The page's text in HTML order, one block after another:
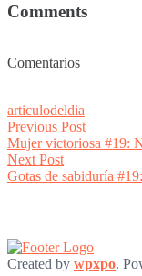
Comments
Comentarios
articulodeldia
Post
navigation
Previous PostPrevious
post:
Mujer victoriosa #19:
Next PostNext
post:
Gotas de sabiduría
Created by wpxpo.